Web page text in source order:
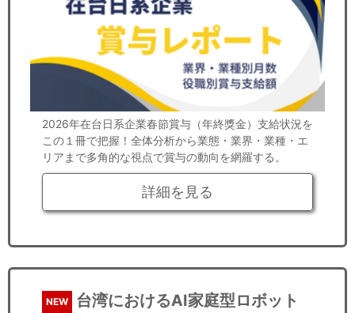
2026年在台日系企業春節賞与（年終獎金）支給状況を
この１冊で把握！全体分析から業態・業界・業種・エ
リアまで多角的な視点で賞与の動向を網羅する。
詳細を見る
NEW
台湾におけるAI家庭型ロボット